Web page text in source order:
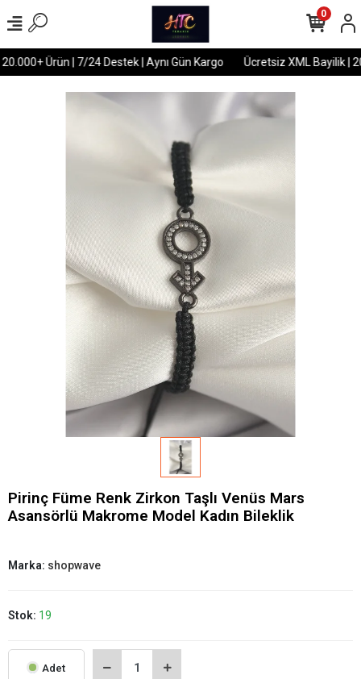
Ürün | 7/24 Destek | Aynı Gün Kargo Ücretsiz XML Bayilik |
0
Pirinç Füme Renk Zirkon Taşlı Venüs Mars
Asansörlü Makrome Model Kadın Bileklik
Marka: shopwave
Stok: 19
Adet